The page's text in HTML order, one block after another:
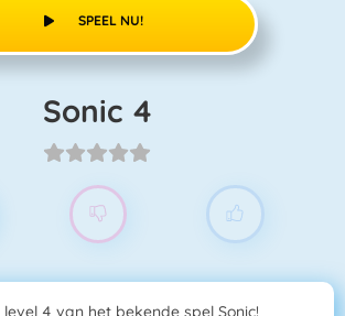
SPEEL NU!
Sonic 4
level 4 van het bekende spel Sonic!